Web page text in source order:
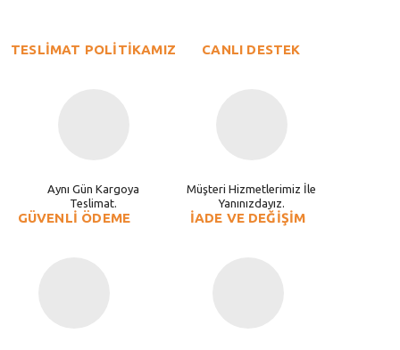
TESLİMAT POLİTİKAMIZ
Aynı Gün Kargoya
Teslimat.
CANLI DESTEK
Müşteri Hizmetlerimiz İle
Yanınızdayız.
GÜVENLİ ÖDEME İADE VE DEĞİŞİM